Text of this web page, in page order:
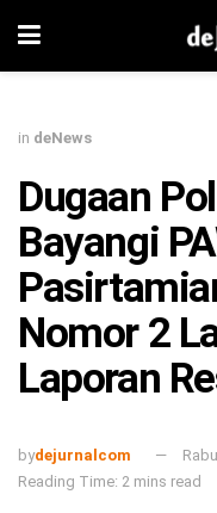
in deNews
Dugaan
Bayangi
Nomor 2
Laporan
bydejurnalcom
Reading Time: 2 mins read